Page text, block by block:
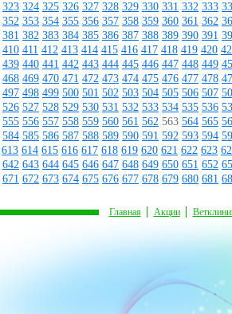
323 324 325 326 327 328 329 330 331 332 333
352 353 354 355 356 357 358 359 360 361 362
381 382 383 384 385 386 387 388 389 390 391
410 411 412 413 414 415 416 417 418 419 420
439 440 441 442 443 444 445 446 447 448 449
468 469 470 471 472 473 474 475 476 477 478
497 498 499 500 501 502 503 504 505 506 507
526 527 528 529 530 531 532 533 534 535 536
555 556 557 558 559 560 561 562 563 564 565
584 585 586 587 588 589 590 591 592 593 594
613 614 615 616 617 618 619 620 621 622 623
642 643 644 645 646 647 648 649 650 651 652
671 672 673 674 675 676 677 678 679 680 681
Главная Акции